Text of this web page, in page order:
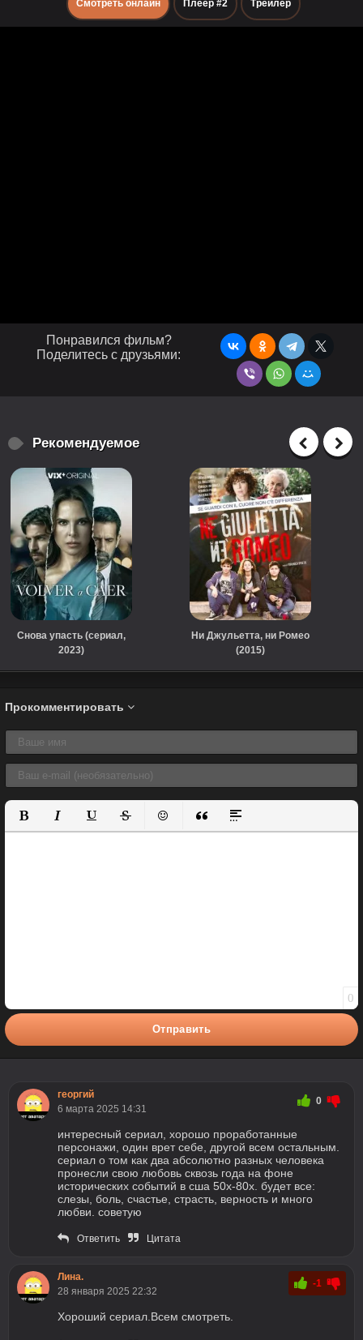
Смотреть онлайн Плеер #2 Трейлер
Понравился фильм?
Поделитесь с друзьями:
Рекомендуемое
Снова упасть (сериал,
2023)
Ни Джульетта, ни Ромео
(2015)
Прокомментировать
Полужирный
КурсивПодчеркнутый
ЗачеркнутыйВставить смайлик
Вставка цитаты
Вставка спойлера
0
Отправить
георгий
6 марта 2025 14:31
0
интересный сериал, хорошо проработанные
персонажи, один врет себе, другой всем остальным.
сериал о том как два абсолютно разных человека
пронесли свою любовь сквозь года на фоне
исторических событий в сша 50х-80х. будет все:
слезы, боль, счастье, страсть, верность и много
любви. советую
Ответить Цитата
Лина.
28 января 2025 22:32
-1
Хороший сериал.Всем смотреть.